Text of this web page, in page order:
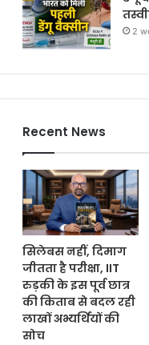
2
Recent News
सिलेबस नहीं, दिमाग
जीतता है परीक्षा, IIT
रुड़की के इस पूर्व छात्र
की किताब से बदल रही
लाखों अभ्यर्थियों की
सोच